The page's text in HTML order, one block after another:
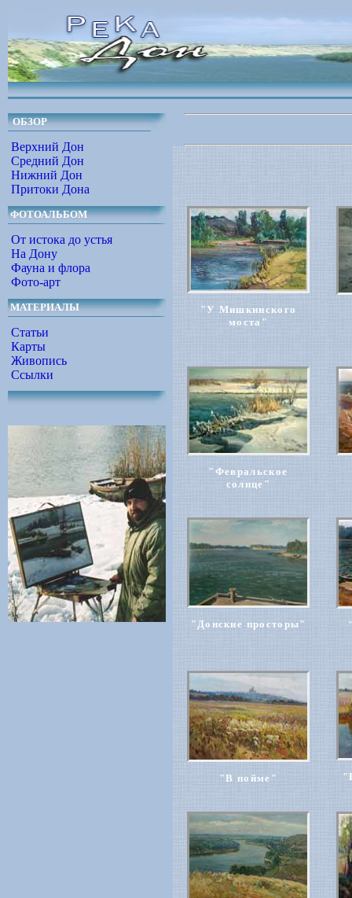
ОБЗОР
Верхний Дон
Средний Дон
Нижний Дон
Притоки Дона
ФОТОАЛЬБОМ
От истока до устья
На Дону
Фауна и флора
Фото-арт
МАТЕРИАЛЫ
Статьи
Карты
Живопись
Ссылки
"У Мишкинского
моста"
"Февральское
солнце"
"Донские просторы"
"В пойме"